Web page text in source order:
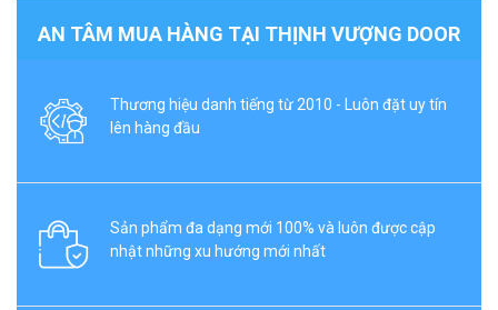
AN TÂM MUA HÀNG TẠI THỊNH VƯỢNG DOOR
Thương hiệu danh tiếng từ 2010 - Luôn đặt uy tín
lên hàng đầu
Sản phẩm đa dạng mới 100% và luôn được cập
nhật những xu hướng mới nhất